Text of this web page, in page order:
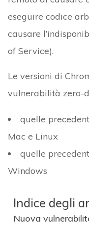
eseguire codice
causare
of Service).
Le versioni di
vulnerabilità zero-
quelle
Mac e Linux
quelle
Windows
Indice degli
Nuova